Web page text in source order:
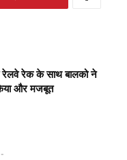
रेलवे रेक के साथ बालको ने
और मजबूत